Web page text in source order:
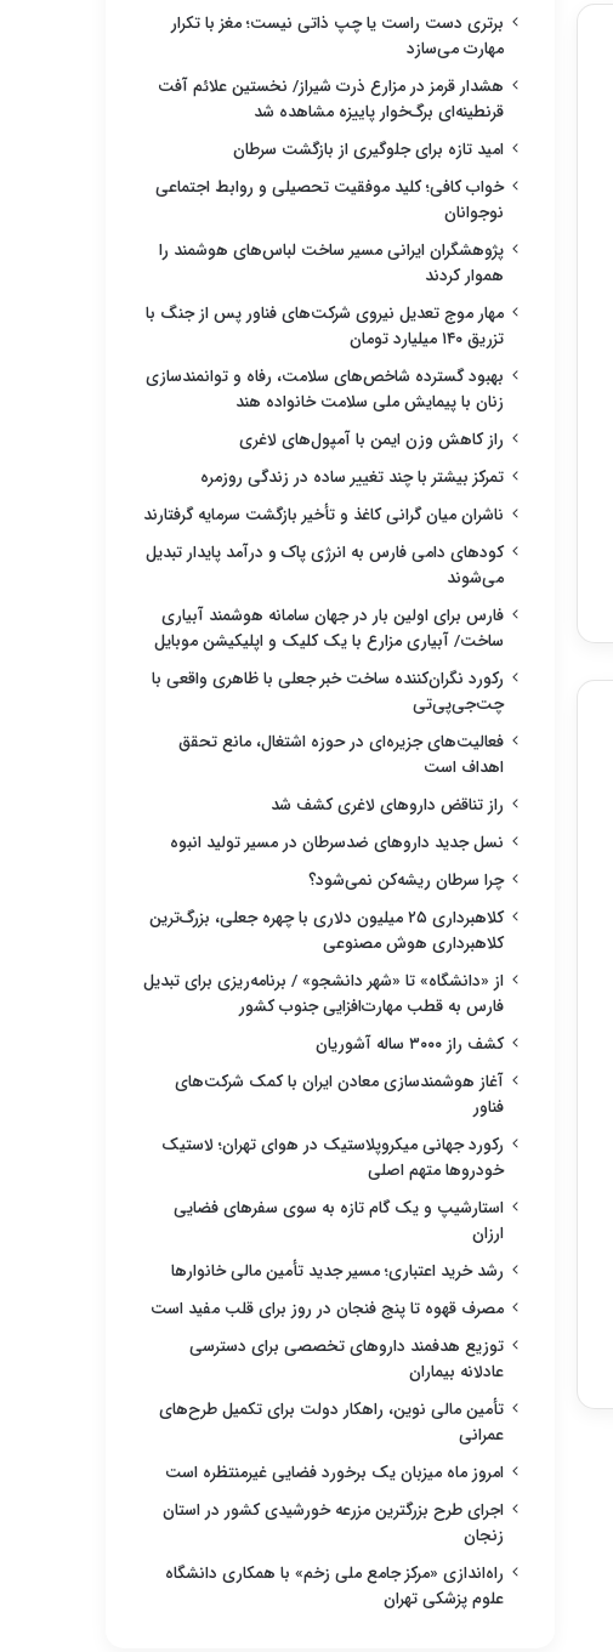
برتری دست راست یا چپ ذاتی نیست؛ مغز با تکرار
مهارت می‌سازد
هشدار قرمز در مزارع ذرت شیراز/ نخستین علائم آفت
قرنطینه‌ای برگ‌خوار پاییزه مشاهده شد
امید تازه برای جلوگیری از بازگشت سرطان
خواب کافی؛ کلید موفقیت تحصیلی و روابط اجتماعی
نوجوانان
پژوهشگران ایرانی مسیر ساخت لباس‌های هوشمند را
هموار کردند
مهار موج تعدیل نیروی شرکت‌های فناور پس از جنگ با
تزریق ۱۴۰ میلیارد تومان
بهبود گسترده شاخص‌های سلامت، رفاه و توانمندسازی
زنان با پیمایش ملی سلامت خانواده هند
راز کاهش وزن ایمن با آمپول‌های لاغری
تمرکز بیشتر با چند تغییر ساده در زندگی روزمره
ناشران میان گرانی کاغذ و تأخیر بازگشت سرمایه گرفتارند
کودهای دامی فارس به انرژی پاک و درآمد پایدار تبدیل
می‌شوند
فارس برای اولین بار در جهان سامانه هوشمند آبیاری
ساخت/ آبیاری مزارع با یک کلیک و اپلیکیشن موبایل
رکورد نگران‌کننده ساخت خبر جعلی با ظاهری واقعی با
چت‌جی‌پی‌تی
فعالیت‌های جزیره‌ای در حوزه اشتغال، مانع تحقق
اهداف است
راز تناقض داروهای لاغری کشف شد
نسل جدید داروهای ضدسرطان در مسیر تولید انبوه
چرا سرطان ریشه‌کن نمی‌شود؟
کلاهبرداری ۲۵ میلیون دلاری با چهره جعلی، بزرگ‌ترین
کلاهبرداری هوش مصنوعی
از «دانشگاه» تا «شهر دانشجو» / برنامه‌ریزی برای تبدیل
فارس به قطب مهارت‌افزایی جنوب کشور
کشف راز ۳۰۰۰ ساله آشوریان
آغاز هوشمندسازی معادن ایران با کمک شرکت‌های
فناور
رکورد جهانی میکروپلاستیک در هوای تهران؛ لاستیک
خودروها متهم اصلی
استارشیپ و یک گام تازه به سوی سفرهای فضایی
ارزان
رشد خرید اعتباری؛ مسیر جدید تأمین مالی خانوارها
مصرف قهوه تا پنج فنجان در روز برای قلب مفید است
توزیع هدفمند داروهای تخصصی برای دسترسی
عادلانه بیماران
تأمین مالی نوین، راهکار دولت برای تکمیل طرح‌های
عمرانی
امروز ماه میزبان یک برخورد فضایی غیرمنتظره است
اجرای طرح بزرگترین مزرعه خورشیدی کشور در استان
زنجان
راه‌اندازی «مرکز جامع ملی زخم» با همکاری دانشگاه
علوم پزشکی تهران